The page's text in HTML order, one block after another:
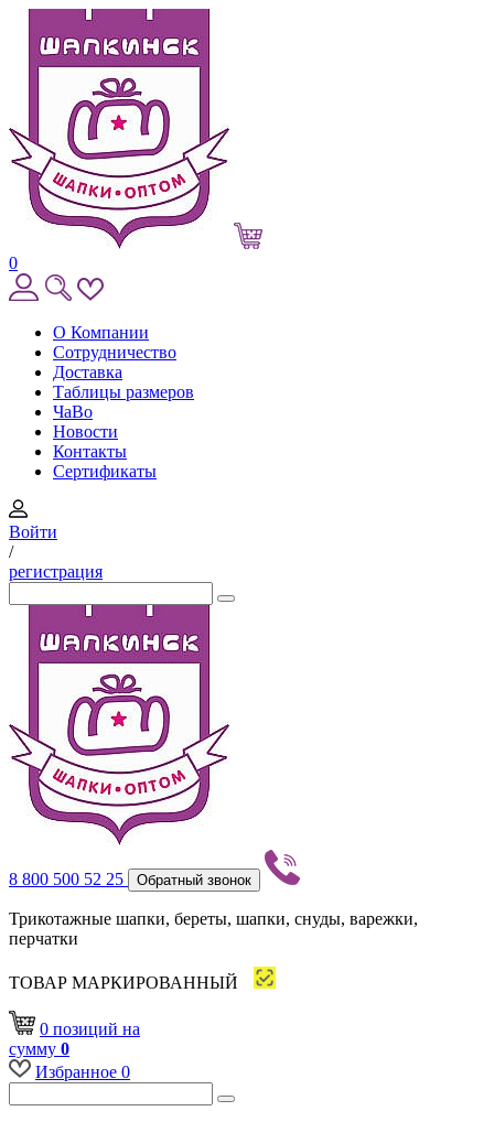
0
О Компании
Сотрудничество
Доставка
Таблицы размеров
ЧаВо
Новости
Контакты
Сертификаты
Войти
/
регистрация
8 800 500 52 25 Обратный звонок
Трикотажные шапки, береты, шапки, снуды, варежки,
перчатки
ТОВАР МАРКИРОВАННЫЙ
0 позиций на
сумму 0
Избранное 0